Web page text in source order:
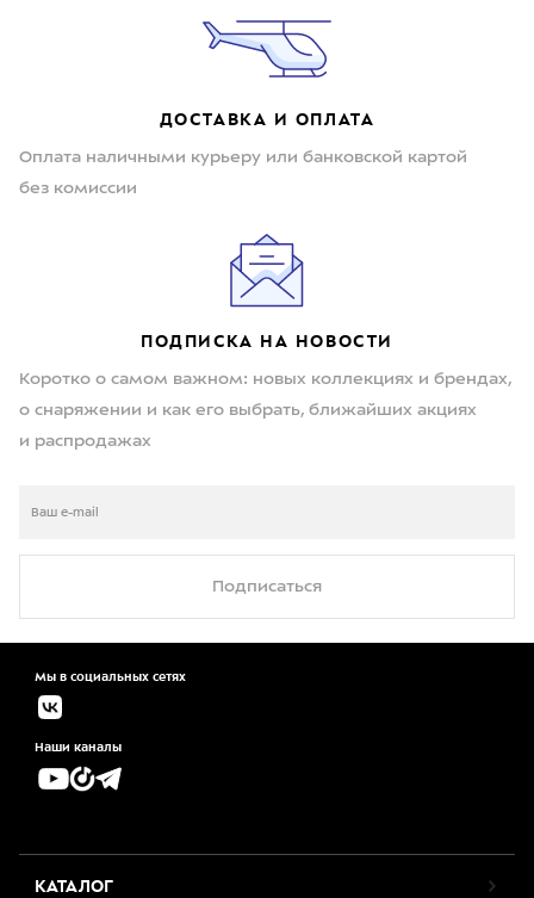
ДОСТАВКА И ОПЛАТА
Оплата наличными курьеру или банковской картой
без комиссии
ПОДПИСКА НА НОВОСТИ
Коротко о самом важном: новых коллекциях и брендах,
о снаряжении и как его выбрать, ближайших акциях
и распродажах
Подписаться
Мы в социальных сетях
Наши каналы
КАТАЛОГ